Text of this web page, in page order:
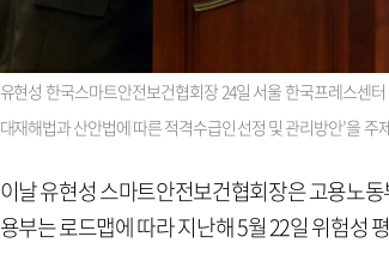
유현성 한국스마트안전보건협회장 24일 서울 한국프레스센터
대재해법과 산안법에 따른 적격수급인 선정 및 관리방안’을
이날 유현성 스마트안전보건협회장은 고용노
용부는 로드맵에 따라 지난해 5월 22일 위험성